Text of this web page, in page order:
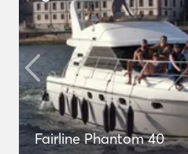
Fairline Phantom 40